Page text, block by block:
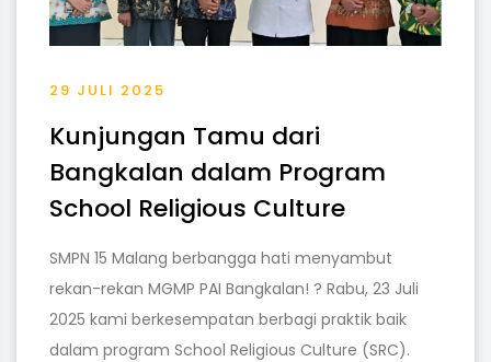
29 JULI 2025
Kunjungan Tamu dari
Bangkalan dalam Program
School Religious Culture
SMPN 15 Malang berbangga hati menyambut
rekan-rekan MGMP PAI Bangkalan! ? Rabu, 23 Juli
2025 kami berkesempatan berbagi praktik baik
dalam program School Religious Culture (SRC).